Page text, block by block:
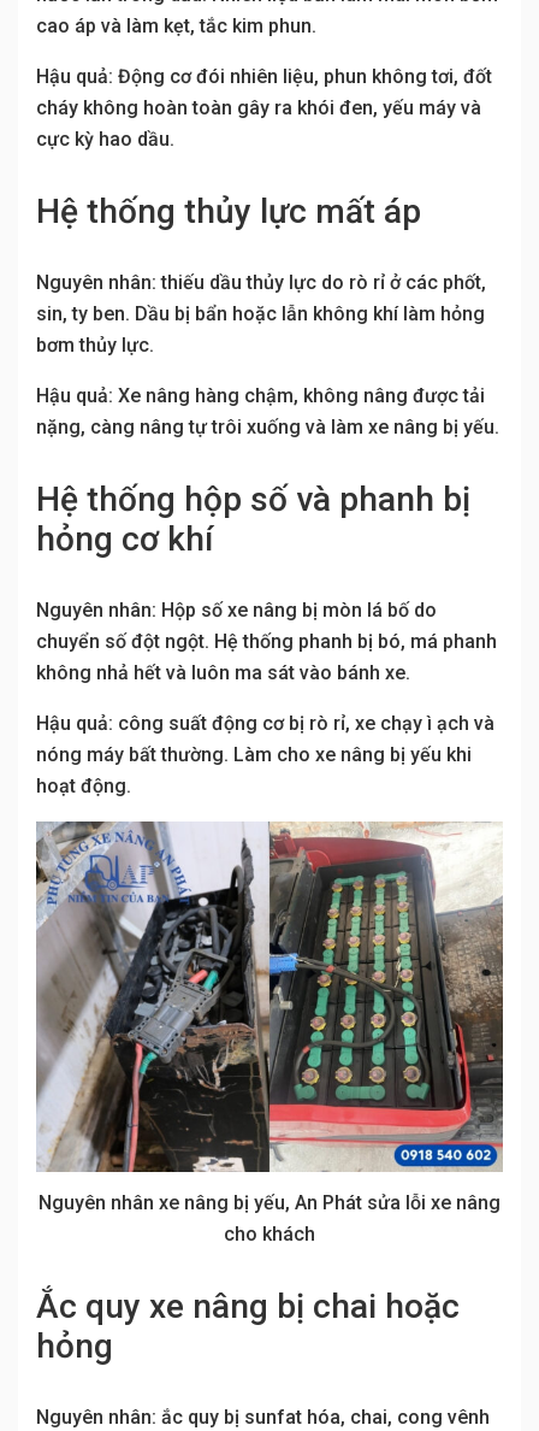
cao áp và làm kẹt, tắc kim phun.
Hậu quả: Động cơ đói nhiên liệu, phun không tơi, đốt
cháy không hoàn toàn gây ra khói đen, yếu máy và
cực kỳ hao dầu.
Hệ thống thủy lực mất áp
Nguyên nhân: thiếu dầu thủy lực do rò rỉ ở các phốt,
sin, ty ben. Dầu bị bẩn hoặc lẫn không khí làm hỏng
bơm thủy lực.
Hậu quả: Xe nâng hàng chậm, không nâng được tải
nặng, càng nâng tự trôi xuống và làm xe nâng bị yếu.
Hệ thống hộp số và phanh bị
hỏng cơ khí
Nguyên nhân: Hộp số xe nâng bị mòn lá bố do
chuyển số đột ngột. Hệ thống phanh bị bó, má phanh
không nhả hết và luôn ma sát vào bánh xe.
Hậu quả: công suất động cơ bị rò rỉ, xe chạy ì ạch và
nóng máy bất thường. Làm cho xe nâng bị yếu khi
hoạt động.
Nguyên nhân xe nâng bị yếu, An Phát sửa lỗi xe nâng
cho khách
Ắc quy xe nâng bị chai hoặc
hỏng
Nguyên nhân: ắc quy bị sunfat hóa, chai, cong vênh